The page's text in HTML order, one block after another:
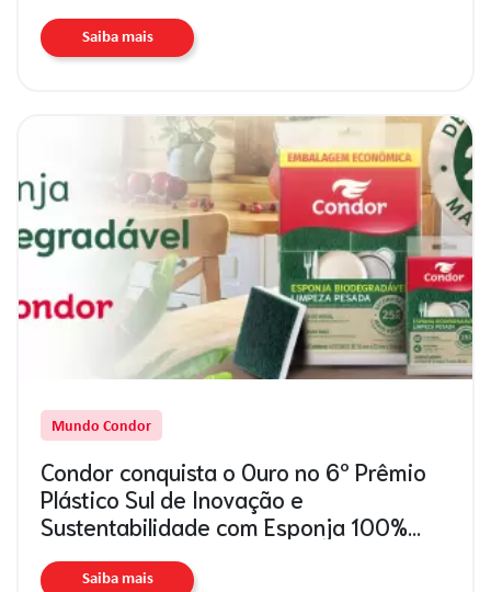
Saiba mais
Mundo Condor
Condor conquista o Ouro no 6º Prêmio
Plástico Sul de Inovação e
Sustentabilidade com Esponja 100%
Saiba mais